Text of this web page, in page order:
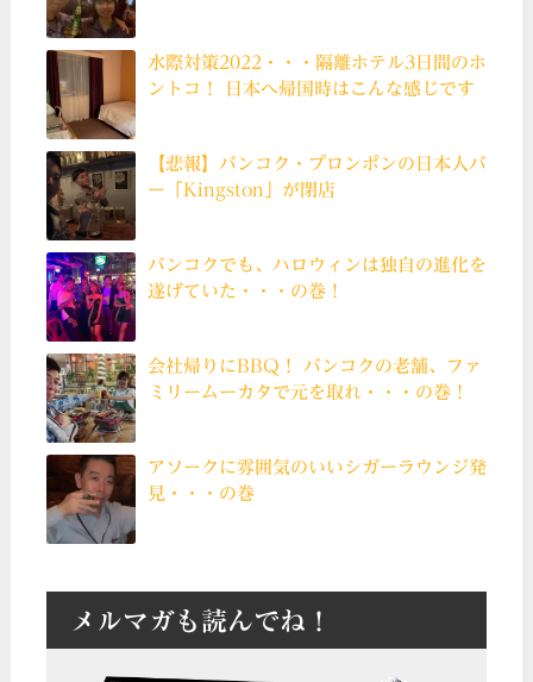
水際対策2022・・・隔離ホテル3日間のホ
ントコ！ 日本へ帰国時はこんな感じです
【悲報】バンコク・プロンポンの日本人バ
ー「Kingston」が閉店
バンコクでも、ハロウィンは独自の進化を
遂げていた・・・の巻！
会社帰りにBBQ！ バンコクの老舗、ファ
ミリームーカタで元を取れ・・・の巻！
アソークに雰囲気のいいシガーラウンジ発
見・・・の巻
メルマガも読んでね！